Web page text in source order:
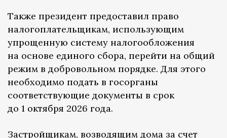
Также президент предоставил право
налогоплательщикам, использующим
упрощенную систему налогообложения
на основе единого сбора, перейти на общий
режим в добровольном порядке. Для этого
необходимо подать в госорганы
соответствующие документы в срок
до 1 октября 2026 года.
Застройщикам, возводящим дома за счет